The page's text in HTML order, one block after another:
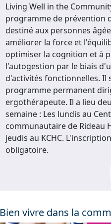
Living Well in the
programme de prévention
destiné aux personnes
améliorer la force et
optimiser la cognition et à
l'autogestion par le biais
d'activités fonctionnelles. Il
programme permanent
ergothérapeute. Il a lieu
semaine : Les lundis au
communautaire de Rideau
jeudis au KCHC.
obligatoire.
Bien vivre dans la